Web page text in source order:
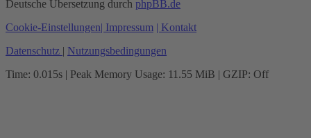
Deutsche Übersetzung durch phpBB.de
Cookie-Einstellungen | Impressum
| Kontakt
Datenschutz
Nutzungsbedingungen
Time: 0.015s | Peak Memory Usage: 11.55 MiB | GZIP: Off